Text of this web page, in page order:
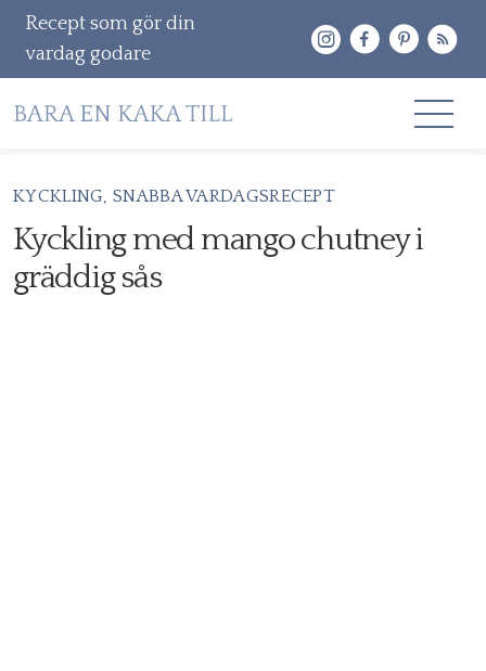
Recept som gör din
vardag godare
Gå
till
innehåll
RECEPT
OM MIG
KYCKLING SNABBA VARDAGSRECEPT
Kyckling med mango chutney i
gräddig sås